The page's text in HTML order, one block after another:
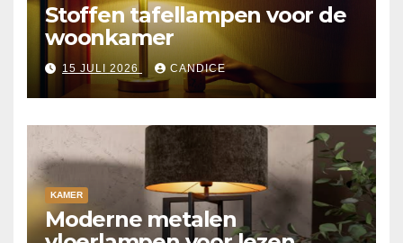
Stoffen tafellampen voor de
woonkamer
15 JULI 2026 CANDICE
KAMER
Moderne metalen